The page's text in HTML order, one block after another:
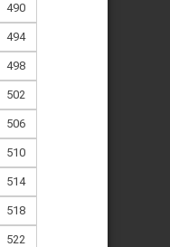
490
494
498
502
506
510
514
518
522